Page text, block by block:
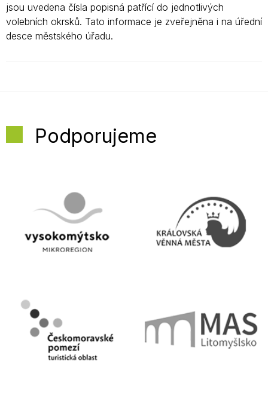
jsou uvedena čísla popisná patřící do jednotlivých
volebních okrsků. Tato informace je zveřejněna i na úřední
desce městského úřadu.
Podporujeme